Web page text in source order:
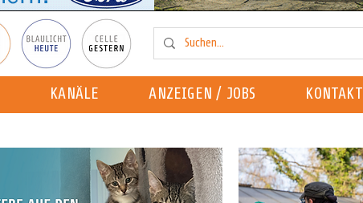
KANÄLE ANZEIGEN / JOBS KONTAKT